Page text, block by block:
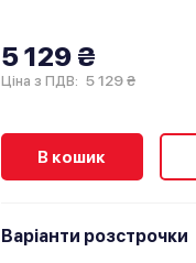
5 129 ₴
Ціна з ПДВ: 5 129 ₴
В кошик
Варіанти розстрочки